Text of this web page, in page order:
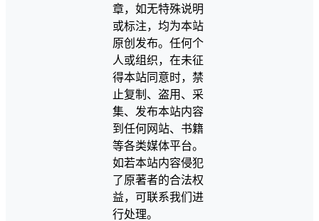
章，如无特殊说明
或标注，均为本站
原创发布。任何个
人或组织，在未征
得本站同意时，禁
止复制、盗用、采
集、发布本站内容
到任何网站、书籍
等各类媒体平台。
如若本站内容侵犯
了原著者的合法权
益，可联系我们进
行处理。